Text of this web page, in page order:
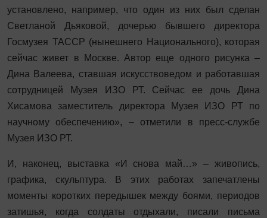
установлено, например, что один из них был сделан
Светланой Дьяковой, дочерью бывшего директора
Госмузея ТАССР (нынешнего Национального), которая
сейчас живет в Москве. Автор еще одного рисунка –
Дина Валеева, ставшая искусствоведом и работавшая
сотрудницей Музея ИЗО РТ. Сейчас ее дочь Дина
Хисамова заместитель директора Музея ИЗО РТ по
научному обеспечению», – отметили в пресс-службе
Музея ИЗО РТ.
И, наконец, выставка «И снова май…» – живопись,
графика, скульптура. В этих работах запечатлены
моменты коротких передышек между боями, периодов
затишья, когда солдаты отдыхали, писали письма